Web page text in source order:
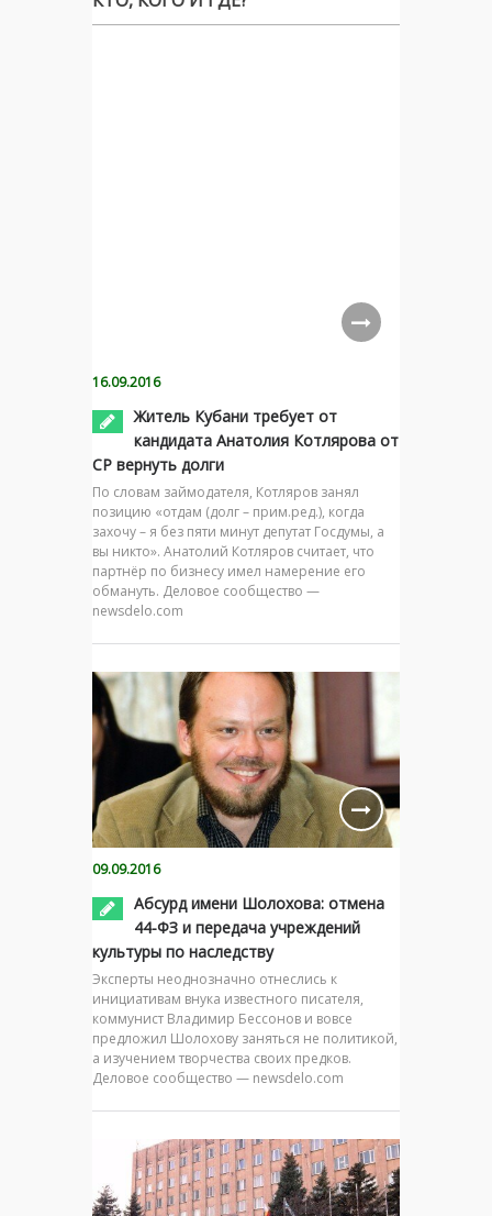
16.09.2016
Житель Кубани требует от
кандидата Анатолия Котлярова от
СР вернуть долги
По словам займодателя, Котляров занял
позицию «отдам (долг – прим.ред.), когда
захочу – я без пяти минут депутат Госдумы, а
вы никто». Анатолий Котляров считает, что
партнёр по бизнесу имел намерение его
обмануть. Деловое сообщество —
newsdelo.com
09.09.2016
Абсурд имени Шолохова: отмена
44-ФЗ и передача учреждений
культуры по наследству
Эксперты неоднозначно отнеслись к
инициативам внука известного писателя,
коммунист Владимир Бессонов и вовсе
предложил Шолохову заняться не политикой,
а изучением творчества своих предков.
Деловое сообщество — newsdelo.com